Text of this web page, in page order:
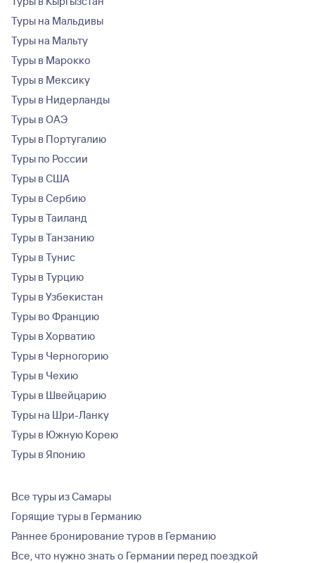
Туры на Мальдивы
Туры на Мальту
Туры в Марокко
Туры в Мексику
Туры в Нидерланды
Туры в ОАЭ
Туры в Португалию
Туры по России
Туры в США
Туры в Сербию
Туры в Таиланд
Туры в Танзанию
Туры в Тунис
Туры в Турцию
Туры в Узбекистан
Туры во Францию
Туры в Хорватию
Туры в Черногорию
Туры в Чехию
Туры в Швейцарию
Туры на Шри-Ланку
Туры в Южную Корею
Туры в Японию
Все туры из Самары
Горящие туры в Германию
Раннее бронирование туров в Германию
Все, что нужно знать о Германии перед поездкой